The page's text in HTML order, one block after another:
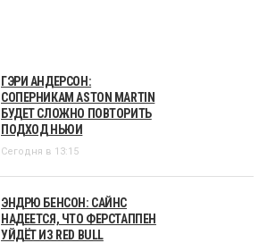
ГЭРИ АНДЕРСОН:
СОПЕРНИКАМ ASTON MARTIN
БУДЕТ СЛОЖНО ПОВТОРИТЬ
ПОДХОД НЬЮИ
Сегодня в 13:15
ЭНДРЮ БЕНСОН: САЙНС
НАДЕЕТСЯ, ЧТО ФЕРСТАППЕН
УЙДЁТ ИЗ RED BULL